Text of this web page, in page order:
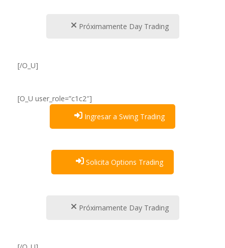
Próximamente Day Trading
[/O_U]
[O_U user_role=”c1c2″]
Ingresar a Swing Trading
Solicita Options Trading
Próximamente Day Trading